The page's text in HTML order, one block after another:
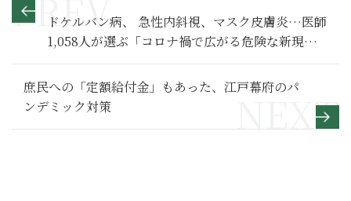
ドケルバン病、 急性内斜視、マスク皮膚炎…医師
1,058人が選ぶ「コロナ禍で広がる危険な新現代
病」TOP10
庶民への「定額給付金」もあった、江戸幕府のパ
ンデミック対策